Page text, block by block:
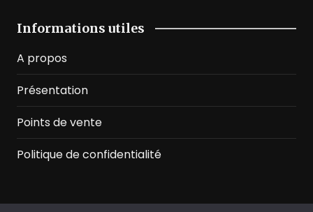
Informations utiles
A propos
Présentation
Points de vente
Politique de confidentialité